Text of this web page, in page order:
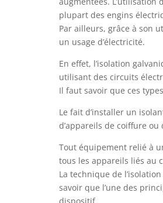
plupart des engins
Par ailleurs, grâce à son
un usage d’électricité.
En effet, l’isolation
utilisant des circuits
Il faut savoir que ces
Le fait d’installer un
d’appareils de coiffure
Tout équipement relié à
tous les appareils liés au
La technique de
savoir que l’une des
dispositif.